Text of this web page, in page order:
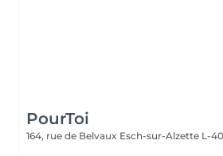
PourToi
164, rue de Belvaux Esch-sur-Alzette L-